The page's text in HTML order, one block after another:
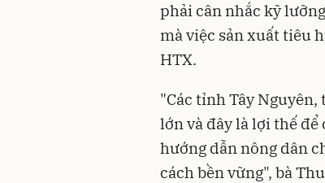
phải cân nhắc kỹ
mà việc sản xuất tiêu
HTX.
"Các tỉnh Tây
lớn và đây là lợi thế
hướng dẫn nông dân
cách bền vững", bà